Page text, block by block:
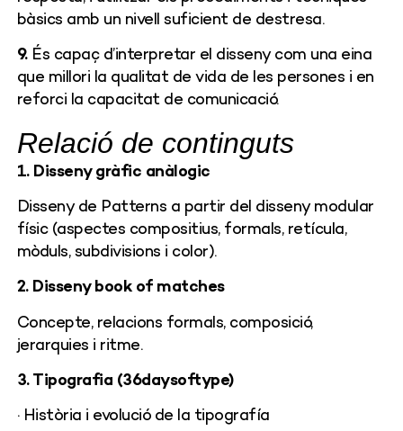
bàsics amb un nivell suficient de destresa.
9.És capaç d’interpretar el disseny com una eina
que millori la qualitat de vida de les persones i en
reforci la capacitat de comunicació.
Relació de continguts
1. Disseny gràfic anàlogic
Disseny de Patterns a partir del disseny modular
físic (aspectes compositius, formals, retícula,
mòduls, subdivisions i color).
2. Disseny book of matches
Concepte, relacions formals, composició,
jerarquies i ritme.
3. Tipografia (36daysoftype)
· Història i evolució de la tipografía